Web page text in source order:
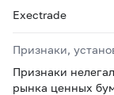
Exectrade
Признаки,
Признаки
рынка ценных